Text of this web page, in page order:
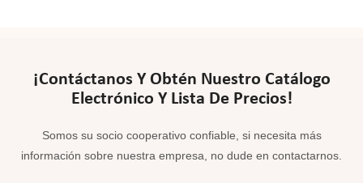
¡Contáctanos Y Obtén Nuestro Catálogo
Electrónico Y Lista De Precios!
Somos su socio cooperativo confiable, si necesita más
información sobre nuestra empresa, no dude en contactarnos.